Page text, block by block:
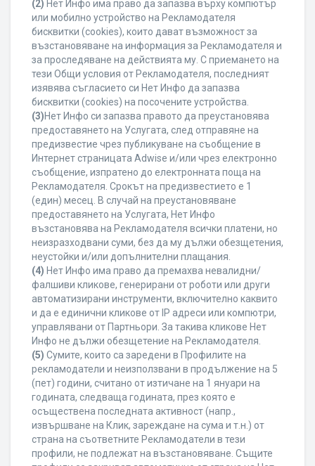
(2) Нет Инфо има право да запазва върху компютър
или мобилно устройство на Рекламодателя
бисквитки (cookies), които дават възможност за
възстановяване на информация за Рекламодателя и
за проследяване на действията му. С приемането на
тези Общи условия от Рекламодателя, последният
изявява съгласието си Нет Инфо да запазва
бисквитки (cookies) на посочените устройства.
(3)Нет Инфо си запазва правото да преустановява
предоставянето на Услугата, след отправяне на
предизвестие чрез публикуване на съобщение в
Интернет страницата Adwise и/или чрез електронно
съобщение, изпратено до електронната поща на
Рекламодателя. Срокът на предизвестието е 1
(един) месец. В случай на преустановяване
предоставянето на Услугата, Нет Инфо
възстановява на Рекламодателя всички платени, но
неизразходвани суми, без да му дължи обезщетения,
неустойки и/или допълнителни плащания.
(4) Нет Инфо има право да премахва невалидни/
фалшиви кликове, генерирани от роботи или други
автоматизирани инструменти, включително каквито
и да е единични кликове от IP адреси или компютри,
управлявани от Партньори. За такива кликове Нет
Инфо не дължи обезщетение на Рекламодателя.
(5) Сумите, които са заредени в Профилите на
рекламодатели и неизползвани в продължение на 5
(пет) години, считано от изтичане на 1 януари на
годината, следваща годината, през която е
осъществена последната активност (напр.,
извършване на Клик, зареждане на сума и т.н.) от
страна на съответните Рекламодатели в тези
профили, не подлежат на възстановяване. Същите